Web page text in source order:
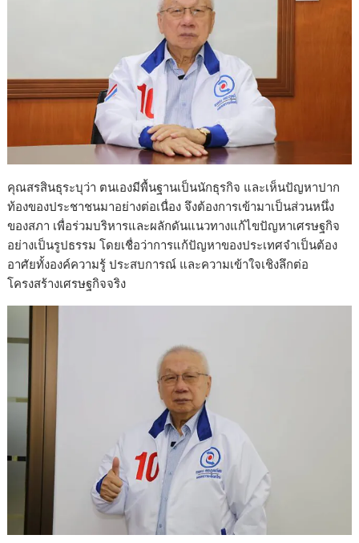
คุณสรสินธุระบุว่า ตนเองมีพื้นฐานเป็นนักธุรกิจ และเห็นปัญหาปาก
ท้องของประชาชนมาอย่างต่อเนื่อง จึงต้องการเข้ามาเป็นส่วนหนึ่ง
ของสภา เพื่อร่วมบริหารและผลักดันแนวทางแก้ไขปัญหาเศรษฐกิจ
อย่างเป็นรูปธรรม โดยเชื่อว่าการแก้ปัญหาของประเทศจำเป็นต้อง
อาศัยทั้งองค์ความรู้ ประสบการณ์ และความเข้าใจเชิงลึกต่อ
โครงสร้างเศรษฐกิจจริง